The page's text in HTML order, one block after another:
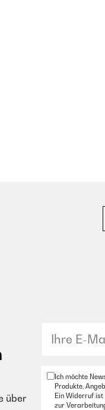
über
Ich möchte
Produkte,
Ein Widerruf
zur